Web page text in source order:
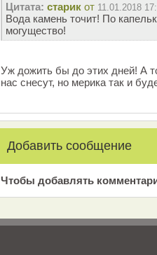
Цитата: старик от 11.01.2018
Вода камень точит! По
могущество!
Уж дожить бы до этих дней! А
нас снесут, но мерика так и
Добавить сообщение
Чтобы добавлять